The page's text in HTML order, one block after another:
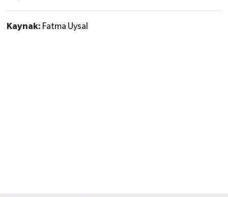
Kaynak: Fatma Uysal